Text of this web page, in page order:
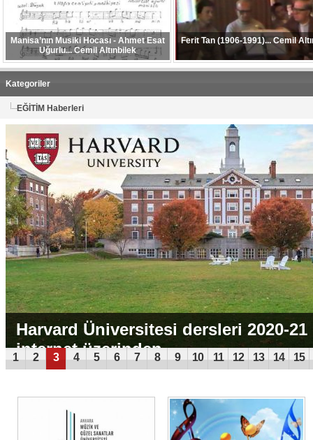
Manisa’nın Musiki Hocası - Ahmet Esat
Uğurlu... Cemil Altınbilek
Ferit Tan (1906-1991)... Cemil
Kategoriler
EĞİTİM Haberleri
Harvard Üniversitesi dersleri 2020-21
internet üzerinden...
1 2 3 4 5 6 7 8 9 10 11 12 13 14 15